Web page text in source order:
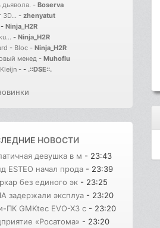
дьявола. - Boserva
3D... - zhenyatut
- Ninja_H2R
- Ninja_H2R
- Bloc - Ninja_H2R
менед - Muhoflu
- - .::DSE::.
НОВОСТИ
девушка в м - 23:43
ESTEO начал прода - 23:39
без единого эк - 23:25
задержали эксплуа - 23:20
ПК GMKtec EVO-X3 с - 23:20
«Росатома» - 23:20